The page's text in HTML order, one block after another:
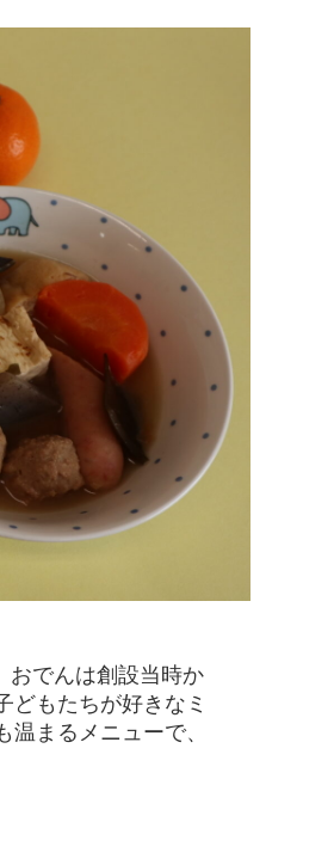
おでんは創設当時か
どもたちが好きなミ
まるメニューで、